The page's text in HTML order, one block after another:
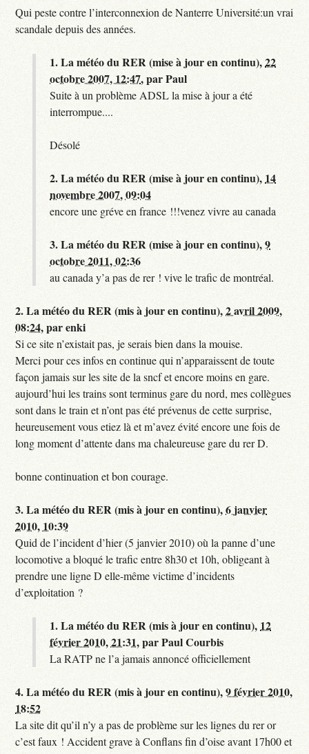
Qui peste contre l’interconnexion de Nanterre Université:un vrai
scandale depuis des années.
1.La météo du RER (mise à jour en continu),22
octobre 2007, 12:47,parPaul
Suite à un problème ADSL la mise à jour a été
interrompue....
Désolé
2.La météo du RER (mise à jour en continu), 14
novembre 2007, 09:04
encore une gréve en france !!!venez vivre au canada
3.La météo du RER (mise à jour en continu),9
octobre 2011, 02:36
au canada y’a pas de rer ! vive le trafic de montréal.
2.La météo du RER (mis à jour en continu),2 avril 2009,
08:24,parenki
Si ce site n’existait pas, je serais bien dans la mouise.
Merci pour ces infos en continue qui n’apparaissent de toute
façon jamais sur les site de la sncf et encore moins en gare.
aujourd’hui les trains sont terminus gare du nord, mes collègues
sont dans le train et n’ont pas été prévenus de cette surprise,
heureusement vous etiez là et m’avez évité encore une fois de
long moment d’attente dans ma chaleureuse gare du rer D.
bonne continuation et bon courage.
3.La météo du RER (mis à jour en continu),6 janvier
2010, 10:39
Quid de l’incident d’hier (5 janvier 2010) où la panne d’une
locomotive a bloqué le trafic entre 8h30 et 10h, obligeant à
prendre une ligne D elle-même victime d’incidents
d’exploitation ?
1.La météo du RER (mis à jour en continu), 12
février 2010, 21:31,parPaul Courbis
La RATP ne l’a jamais annoncé officiellement
4.La météo du RER (mis à jour en continu),9 février 2010,
18:52
La site dit qu’il n’y a pas de problème sur les lignes du rer or
c’est faux ! Accident grave à Conflans fin d’oise avant 17h00 et